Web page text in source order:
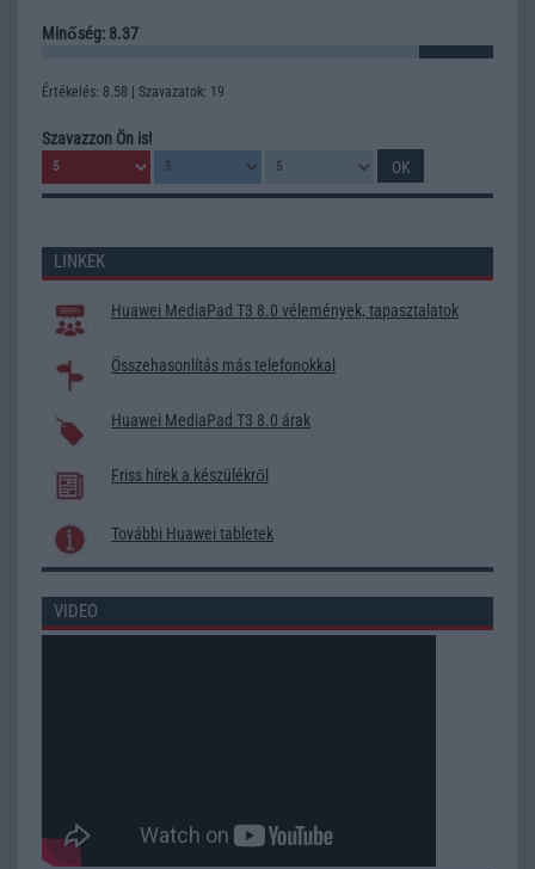
Minőség: 8.37
Értékelés: 8.58 | Szavazatok: 19
Szavazzon Ön is!
LINKEK
Huawei MediaPad T3 8.0 vélemények, tapasztalatok
Összehasonlítás más telefonokkal
Huawei MediaPad T3 8.0 árak
Friss hírek a készülékről
További Huawei tabletek
VIDEO